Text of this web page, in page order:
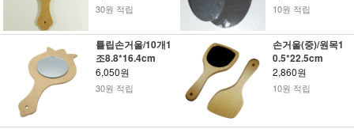
30원 적립 10원 적립
튤립손거울/10개1
조8.8*16.4cm
6,050원
30원 적립
손거울(중)/원목1
0.5*22.5cm
2,860원
10원 적립